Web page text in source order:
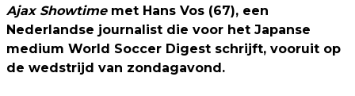
Ajax Showtimemet Hans Vos (67), een
Nederlandse journalist die voor het Japanse
medium World Soccer Digest schrijft, vooruit op
de wedstrijd van zondagavond.